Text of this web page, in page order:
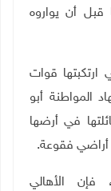
قبل أن يواروه
ارتكبتها قوات
المواطنة أبو
في أرضها
أراضي فقوعة.
الأهالي